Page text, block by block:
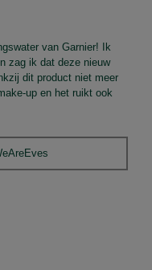
van Garnier! Ik
zag ik dat deze nieuw
dit product niet meer
up en het ruikt ook